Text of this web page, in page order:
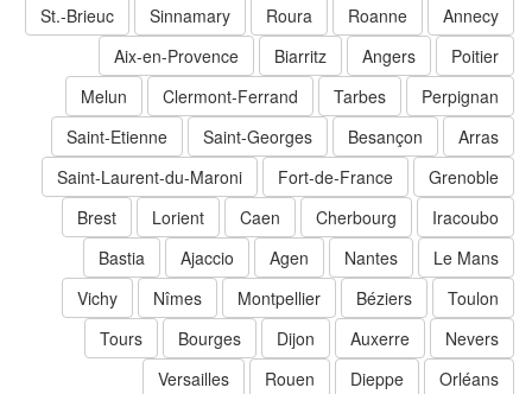
Annecy
Roanne
Roura
Sinnamary
St.-Brieuc
Poitier
Angers
Biarritz
Aix-en-Provence
Perpignan
Tarbes
Clermont-Ferrand
Melun
Arras
Besançon
Saint-Georges
Saint-Etienne
Grenoble
Fort-de-France
Saint-Laurent-du-Maroni
Iracoubo
Cherbourg
Caen
Lorient
Brest
Le Mans
Nantes
Agen
Ajaccio
Bastia
Toulon
Béziers
Montpellier
Nîmes
Vichy
Nevers
Auxerre
Dijon
Bourges
Tours
Orléans
Dieppe
Rouen
Versailles